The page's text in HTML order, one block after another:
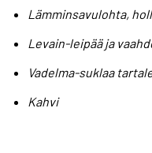
Lämminsavulohta,
Levain-leipää ja
Vadelma-suklaa
Kahvi